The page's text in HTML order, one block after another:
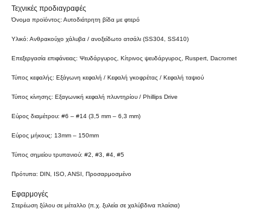
Τεχνικές προδιαγραφές
Όνομα προϊόντος: Αυτοδιάτρητη βίδα με φτερό
Υλικό: Ανθρακούχο χάλυβα / ανοξείδωτο ατσάλι (SS304, SS410)
Επεξεργασία επιφάνειας: Ψευδάργυρος, Κίτρινος ψευδάργυρος, Ruspert, Dacromet
Τύπος κεφαλής: Εξάγωνη κεφαλή / Κεφαλή γκοφρέτας / Κεφαλή ταψιού
Τύπος κίνησης: Εξαγωνική κεφαλή πλυντηρίου / Phillips Drive
Εύρος διαμέτρου: #6 – #14 (3,5 mm – 6,3 mm)
Εύρος μήκους: 13mm – 150mm
Τύπος σημείου τρυπανιού: #2, #3, #4, #5
Πρότυπα: DIN, ISO, ANSI, Προσαρμοσμένο
Εφαρμογές
Στερέωση ξύλου σε μέταλλο (π.χ. ξυλεία σε χαλύβδινα πλαίσια)